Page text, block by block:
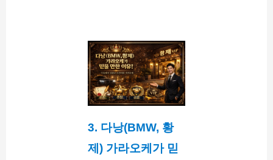
3. 다낭(BMW, 황
제) 가라오케가 믿